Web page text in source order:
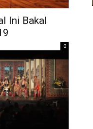
Ini Bakal
0